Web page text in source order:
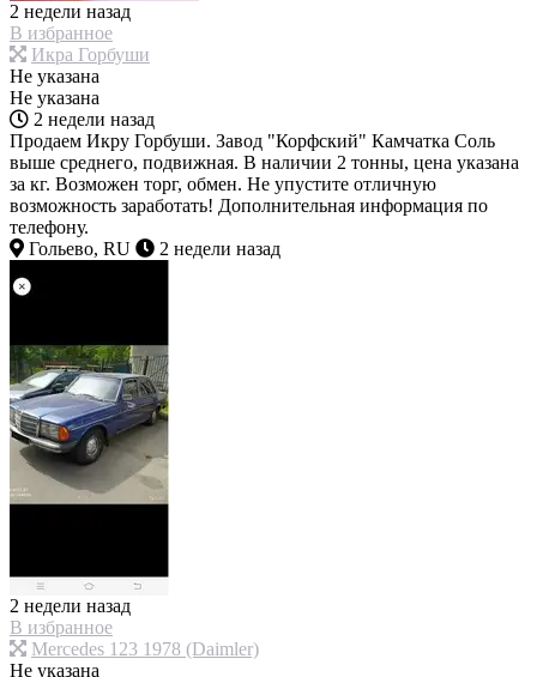
2 недели назад
В избранное
Икра Горбуши
Не указана
Не указана
2 недели назад
Продаем Икру Горбуши. Завод "Корфский" Камчатка Соль
выше среднего, подвижная. В наличии 2 тонны, цена указана
за кг. Возможен торг, обмен. Не упустите отличную
возможность заработать! Дополнительная информация по
телефону.
Гольево, RU
2 недели назад
2 недели назад
В избранное
Mercedes 123 1978 (Daimler)
Не указана